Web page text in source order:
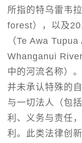
所指的特乌雷韦
forest），以及
（Te Awa
Whanganui
中的河流名称）
并未承认特殊的
与一切法人（包
利、义务与责任
利。此类法律创